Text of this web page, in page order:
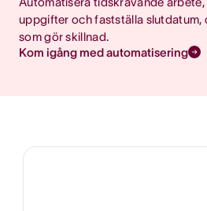
uppgifter och fastställa slutdatum,
som gör skillnad.
Kom igång med automatisering